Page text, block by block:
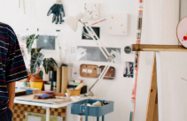
↓